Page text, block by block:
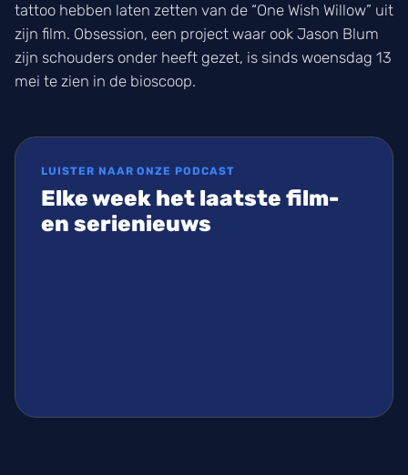
tattoo hebben laten zetten van de “One Wish Willow” uit
zijn film. Obsession, een project waar ook Jason Blum
zijn schouders onder heeft gezet, is sinds woensdag 13
mei te zien in de bioscoop.
LUISTER NAAR ONZE PODCAST
Elke week het laatste film-
en serienieuws